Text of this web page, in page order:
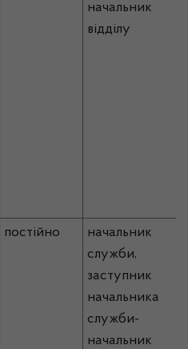
начальник
відділу
постійно
начальник
служби,
заступник
начальника
служби-
начальник